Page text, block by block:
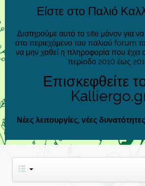
Είστε στο Παλιό
Διατηρούμε αυτό το site μόνον για
στο περιεχόμενο του παλιού forum
να μην χαθεί η πληροφορία που έχει
περίοδο 2010 έως
Επισκεφθείτε
Νέες λειτουργίες, νέες